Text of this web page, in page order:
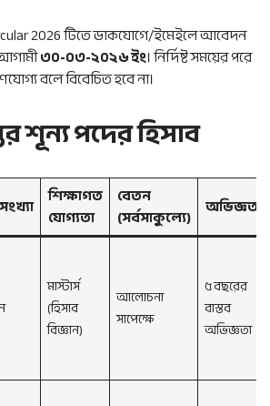
2026 টিতে ডাকযোগে/ইমেইলে আবেদন
৩০-০৩-২০২৬ ইং। নির্দিষ্ট সময়ের পরে
বলে বিবেচিত হবে না।
শূন্য পদের হিসাব
শিক্ষাগত
যোগ্যতা
বেতন
(সর্বসাকুল্যে) অভিজ্ঞতা
মাস্টার্স
(হিসাব
বিজ্ঞান)
আলোচনা
সাপেক্ষে
৫ বছরের
বাস্তব
অভিজ্ঞতা